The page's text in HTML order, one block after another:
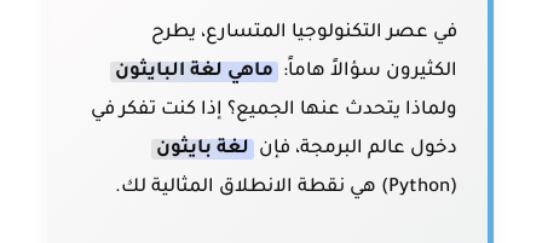
في عصر التكنولوجيا المتسارع، يطرح
الكثيرون سؤالاً هاماً: ماهي لغة البايثون
ولماذا يتحدث عنها الجميع؟ إذا كنت تفكر في
دخول عالم البرمجة، فإن لغة بايثون
(Python) هي نقطة الانطلاق المثالية لك.